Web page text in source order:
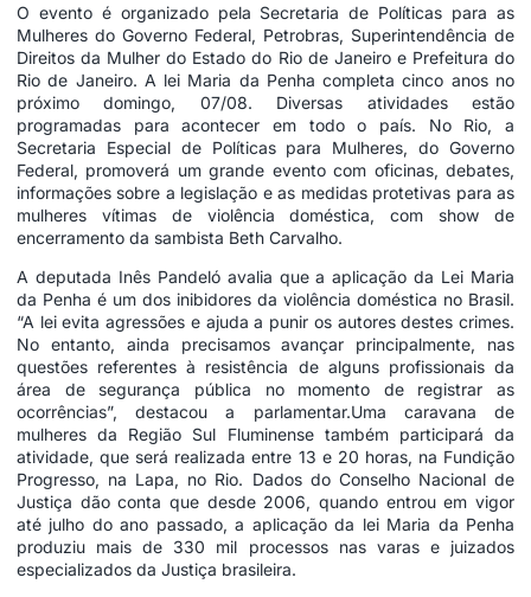
O evento é organizado pela Secretaria de Políticas para as
Mulheres do Governo Federal, Petrobras, Superintendência de
Direitos da Mulher do Estado do Rio de Janeiro e Prefeitura do
Rio de Janeiro. A lei Maria da Penha completa cinco anos no
próximo domingo, 07/08. Diversas atividades estão
programadas para acontecer em todo o país. No Rio, a
Secretaria Especial de Políticas para Mulheres, do Governo
Federal, promoverá um grande evento com oficinas, debates,
informações sobre a legislação e as medidas protetivas para as
mulheres vítimas de violência doméstica, com show de
encerramento da sambista Beth Carvalho.
A deputada Inês Pandeló avalia que a aplicação da Lei Maria
da Penha é um dos inibidores da violência doméstica no Brasil.
“A lei evita agressões e ajuda a punir os autores destes crimes.
No entanto, ainda precisamos avançar principalmente, nas
questões referentes à resistência de alguns profissionais da
área de segurança pública no momento de registrar as
ocorrências”, destacou a parlamentar.Uma caravana de
mulheres da Região Sul Fluminense também participará da
atividade, que será realizada entre 13 e 20 horas, na Fundição
Progresso, na Lapa, no Rio. Dados do Conselho Nacional de
Justiça dão conta que desde 2006, quando entrou em vigor
até julho do ano passado, a aplicação da lei Maria da Penha
produziu mais de 330 mil processos nas varas e juizados
especializados da Justiça brasileira.